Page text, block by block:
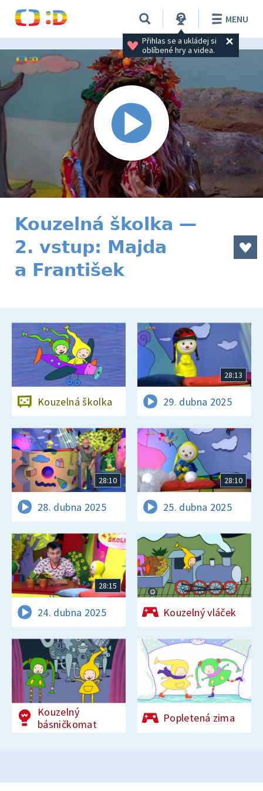
Přihlas se a ukládej si
oblíbené hry a videa.
MENU
Kouzelná školka —
2. vstup: Majda
a František
Kouzelná školka
28:13
29. dubna 2025
28:10
28. dubna 2025
28:10
25. dubna 2025
28:15
24. dubna 2025 Kouzelný vláček
Kouzelný
básničkomat
Popletená zima